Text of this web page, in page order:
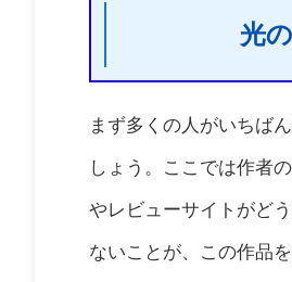
光
まず多くの人がいちば
しょう。ここでは作者
やレビューサイトがど
ないことが、この作品